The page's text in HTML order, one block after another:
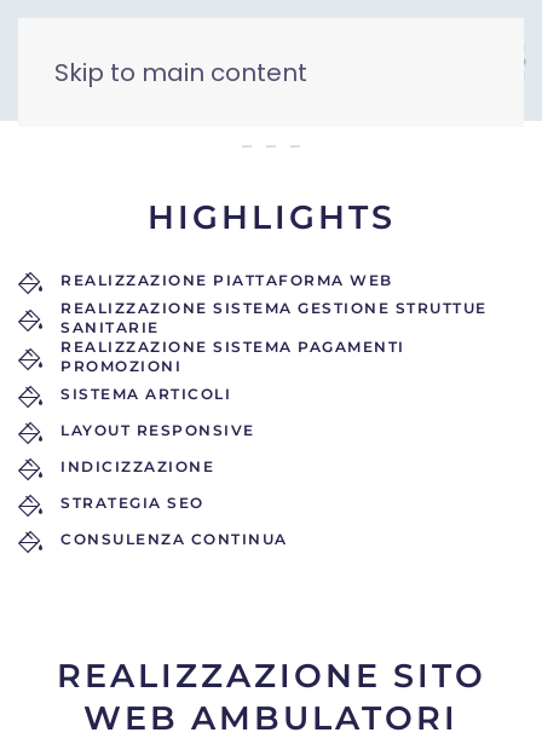
Skip to main content
HIGHLIGHTS
REALIZZAZIONE PIATTAFORMA WEB
REALIZZAZIONE SISTEMA GESTIONE STRUTTUE
SANITARIE
REALIZZAZIONE SISTEMA PAGAMENTI
PROMOZIONI
SISTEMA ARTICOLI
LAYOUT RESPONSIVE
INDICIZZAZIONE
STRATEGIA SEO
CONSULENZA CONTINUA
REALIZZAZIONE SITO
WEB AMBULATORI